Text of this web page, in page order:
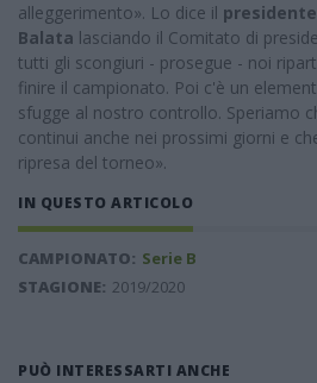
alleggerimento». Lo dice il
Balata lasciando il Comitato di
tutti gli scongiuri - prosegue - noi
finire il campionato. Poi c'è un
sfugge al nostro controllo. Speriamo
continui anche nei prossimi giorni e
ripresa del torneo».
IN QUESTO ARTICOLO
CAMPIONATO: Serie B
STAGIONE: 2019/2020
PUÒ INTERESSARTI ANCHE